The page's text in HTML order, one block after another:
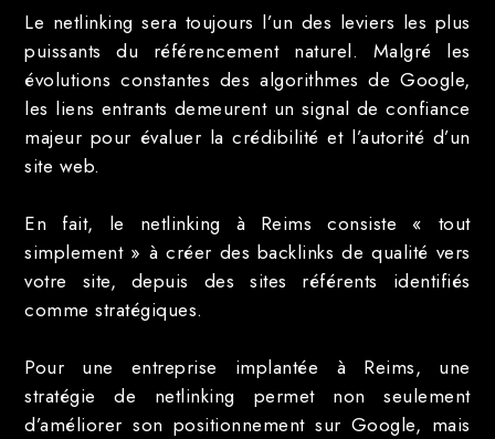
Le netlinking sera toujours l’un des leviers les plus
puissants du référencement naturel. Malgré les
évolutions constantes des algorithmes de Google,
les liens entrants demeurent un signal de confiance
majeur pour évaluer la crédibilité et l’autorité d’un
site web.
En fait, le netlinking à Reims consiste « tout
simplement » à créer des backlinks de qualité vers
votre site, depuis des sites référents identifiés
comme stratégiques.
Pour une entreprise implantée à Reims, une
stratégie de netlinking permet non seulement
d’améliorer son positionnement sur Google, mais